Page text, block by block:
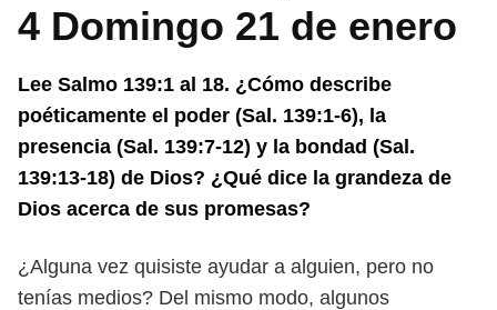
4 Domingo 21 de enero
Lee Salmo 139:1 al 18. ¿Cómo describe
poéticamente el poder (Sal. 139:1-6), la
presencia (Sal. 139:7-12) y la bondad (Sal.
139:13-18) de Dios? ¿Qué dice la grandeza de
Dios acerca de sus promesas?
¿Alguna vez quisiste ayudar a alguien, pero no
tenías medios? Del mismo modo, algunos